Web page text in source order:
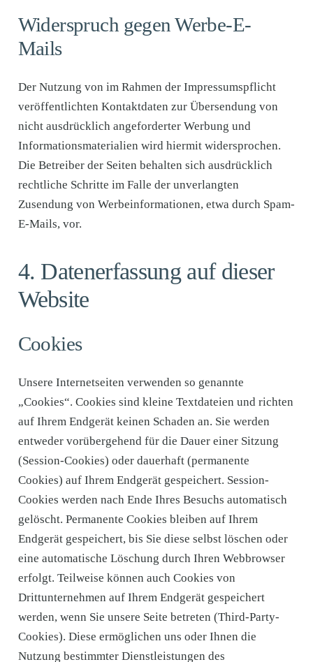
Widerspruch gegen Werbe-E-
Mails
Der Nutzung von im Rahmen der Impressumspflicht
veröffentlichten Kontaktdaten zur Übersendung von
nicht ausdrücklich angeforderter Werbung und
Informationsmaterialien wird hiermit widersprochen.
Die Betreiber der Seiten behalten sich ausdrücklich
rechtliche Schritte im Falle der unverlangten
Zusendung von Werbeinformationen, etwa durch Spam-
E-Mails, vor.
4. Datenerfassung auf dieser
Website
Cookies
Unsere Internetseiten verwenden so genannte
„Cookies“. Cookies sind kleine Textdateien und richten
auf Ihrem Endgerät keinen Schaden an. Sie werden
entweder vorübergehend für die Dauer einer Sitzung
(Session-Cookies) oder dauerhaft (permanente
Cookies) auf Ihrem Endgerät gespeichert. Session-
Cookies werden nach Ende Ihres Besuchs automatisch
gelöscht. Permanente Cookies bleiben auf Ihrem
Endgerät gespeichert, bis Sie diese selbst löschen oder
eine automatische Löschung durch Ihren Webbrowser
erfolgt. Teilweise können auch Cookies von
Drittunternehmen auf Ihrem Endgerät gespeichert
werden, wenn Sie unsere Seite betreten (Third-Party-
Cookies). Diese ermöglichen uns oder Ihnen die
Nutzung bestimmter Dienstleistungen des